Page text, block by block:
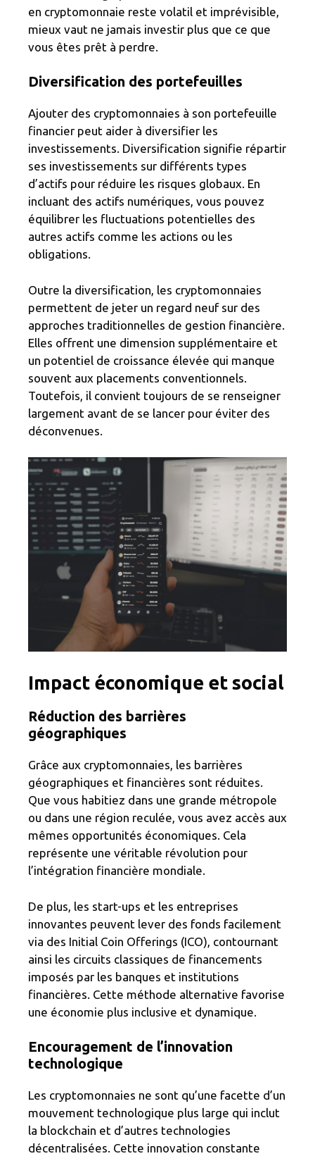
en cryptomonnaie reste volatil et imprévisible,
mieux vaut ne jamais investir plus que ce que
vous êtes prêt à perdre.
Diversification des portefeuilles
Ajouter des cryptomonnaies à son portefeuille
financier peut aider à diversifier les
investissements. Diversification signifie répartir
ses investissements sur différents types
d’actifs pour réduire les risques globaux. En
incluant des actifs numériques, vous pouvez
équilibrer les fluctuations potentielles des
autres actifs comme les actions ou les
obligations.
Outre la diversification, les cryptomonnaies
permettent de jeter un regard neuf sur des
approches traditionnelles de gestion financière.
Elles offrent une dimension supplémentaire et
un potentiel de croissance élevée qui manque
souvent aux placements conventionnels.
Toutefois, il convient toujours de se renseigner
largement avant de se lancer pour éviter des
déconvenues.
Impact économique et social
Réduction des barrières
géographiques
Grâce aux cryptomonnaies, les barrières
géographiques et financières sont réduites.
Que vous habitiez dans une grande métropole
ou dans une région reculée, vous avez accès aux
mêmes opportunités économiques. Cela
représente une véritable révolution pour
l’intégration financière mondiale.
De plus, les start-ups et les entreprises
innovantes peuvent lever des fonds facilement
via des Initial Coin Offerings (ICO), contournant
ainsi les circuits classiques de financements
imposés par les banques et institutions
financières. Cette méthode alternative favorise
une économie plus inclusive et dynamique.
Encouragement de l’innovation
technologique
Les cryptomonnaies ne sont qu’une facette d’un
mouvement technologique plus large qui inclut
la blockchain et d’autres technologies
décentralisées. Cette innovation constante